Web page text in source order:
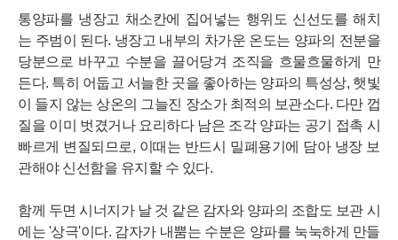
통양파를 냉장고 채소칸에 집어넣는 행위도 신선도를 해치
는 주범이 된다. 냉장고 내부의 차가운 온도는 양파의 전분을
당분으로 바꾸고 수분을 끌어당겨 조직을 흐물흐물하게 만
든다. 특히 어둡고 서늘한 곳을 좋아하는 양파의 특성상, 햇빛
이 들지 않는 상온의 그늘진 장소가 최적의 보관소다. 다만 껍
질을 이미 벗겼거나 요리하다 남은 조각 양파는 공기 접촉 시
빠르게 변질되므로, 이때는 반드시 밀폐용기에 담아 냉장 보
관해야 신선함을 유지할 수 있다.
함께 두면 시너지가 날 것 같은 감자와 양파의 조합도 보관 시
에는 '상극'이다. 감자가 내뿜는 수분은 양파를 눅눅하게 만들